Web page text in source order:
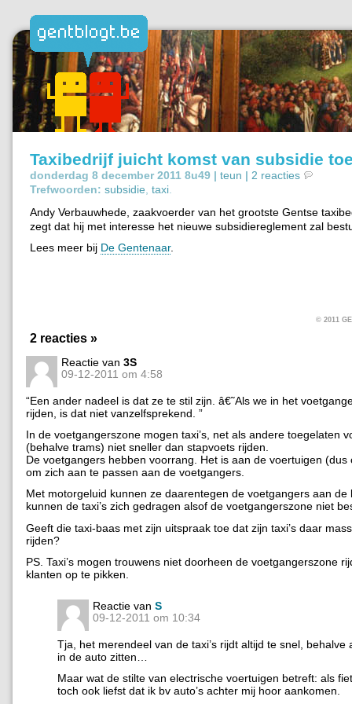
Taxibedrijf juicht komst van subsidie
donderdag 8 december 2011 8u49 | teun | 2 reacties
Trefwoorden: subsidie taxi
Andy Verbauwhede, zaakvoerder van het grootste Gentse
zegt dat hij met interesse het nieuwe subsidiereglement zal
Lees meer bij De Gentenaar.
© 2011
2 reacties »
Reactie van 3S
09-12-2011 om 4:58
“Een ander nadeel is dat ze te stil zijn. â€˜Als we in het
rijden, is dat niet vanzelfsprekend. ”
In de voetgangerszone mogen taxi’s, net als andere toegelaten
(behalve trams) niet sneller dan stapvoets rijden.
De voetgangers hebben voorrang. Het is aan de voertuigen (dus
om zich aan te passen aan de voetgangers.
Met motorgeluid kunnen ze daarentegen de voetgangers aan de
kunnen de taxi’s zich gedragen alsof de voetgangerszone niet
Geeft die taxi-baas met zijn uitspraak toe dat zijn taxi’s daar
rijden?
PS. Taxi’s mogen trouwens niet doorheen de voetgangerszone
klanten op te pikken.
Reactie van S
09-12-2011 om 10:34
Tja, het merendeel van de taxi’s rijdt altijd te snel, behalve
in de auto zitten…
Maar wat de stilte van electrische voertuigen betreft: als
toch ook liefst dat ik bv auto’s achter mij hoor aankomen.